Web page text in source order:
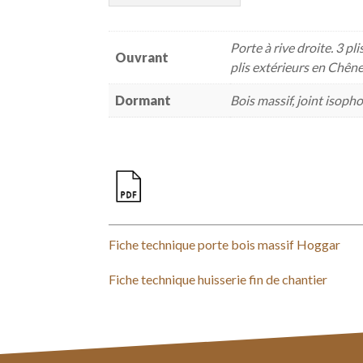
Ouvrant
Porte à rive droite. 3
plis extérieurs en
Dormant Bois massif, joint
Fiche technique porte bois massif Hoggar
Fiche technique huisserie fin de chantier